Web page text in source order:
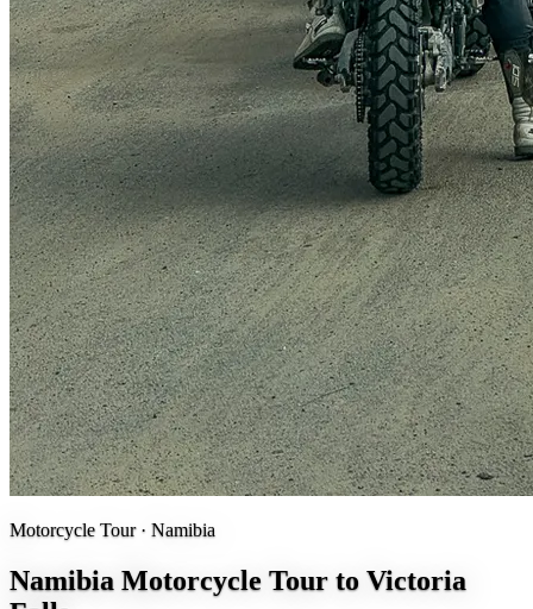
Motorcycle Tour · Namibia
Namibia Motorcycle Tour to Victoria